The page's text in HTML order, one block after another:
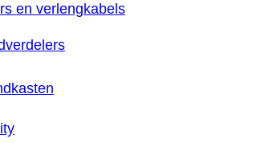
en verlengkabels